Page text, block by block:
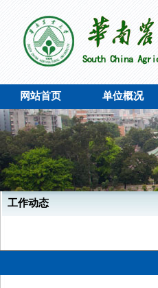
网站首页 单位概况
工作动态